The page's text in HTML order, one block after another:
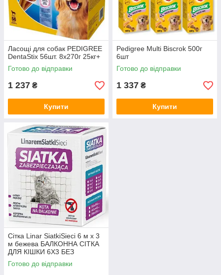
Ласощі для собак PEDIGREE
DentaStix 56шт. 8x270г 25кг+
Готово до відправки
1 237 ₴
Купити
Pedigree Multi Biscrok 500г
6шт
Готово до відправки
1 337 ₴
Купити
Сітка Linar SiatkiSieci 6 м х 3
м бежева БАЛКОННА СІТКА
ДЛЯ КІШКИ 6Х3 БЕЗ
СВЕРДЛЕННЯ
Готово до відправки